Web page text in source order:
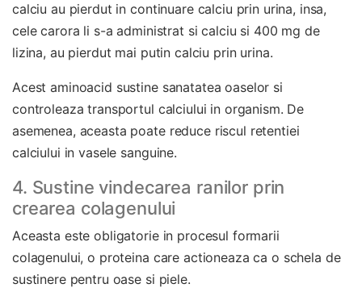
calciu au pierdut in continuare calciu prin urina, insa,
cele carora li s-a administrat si calciu si 400 mg de
lizina, au pierdut mai putin calciu prin urina.
Acest aminoacid sustine sanatatea oaselor si
controleaza transportul calciului in organism. De
asemenea, aceasta poate reduce riscul retentiei
calciului in vasele sanguine.
4. Sustine vindecarea ranilor prin
crearea colagenului
Aceasta este obligatorie in procesul formarii
colagenului, o proteina care actioneaza ca o schela de
sustinere pentru oase si piele.